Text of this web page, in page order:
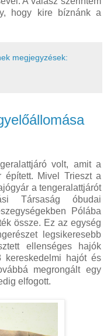
hogy kire bíznánk a
megjegyzések:
volt, amit a
épített. Mivel Trieszt a
a tengeralattjárót
Társaság óbudai
Pólába
össze. Ez az egység
legsikeresebb
ellenséges hajók
kereskedelmi hajót és
megrongált egy
elfogott.